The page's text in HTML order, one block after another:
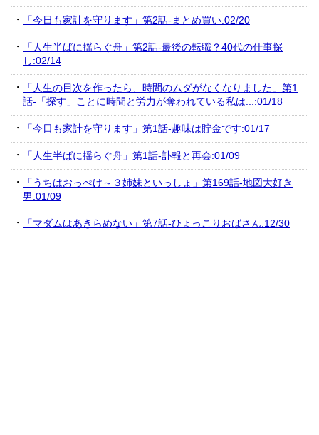
「今日も家計を守ります」第2話-まとめ買い:02/20
「人生半ばに揺らぐ舟」第2話-最後の転職？40代の仕事探
し:02/14
「人生の目次を作ったら、時間のムダがなくなりました」第1
話-「探す」ことに時間と労力が奪われている私は...:01/18
「今日も家計を守ります」第1話-趣味は貯金です:01/17
「人生半ばに揺らぐ舟」第1話-訃報と再会:01/09
「うちはおっぺけ～３姉妹といっしょ」第169話-地図大好き
男:01/09
「マダムはあきらめない」第7話-ひょっこりおばさん:12/30